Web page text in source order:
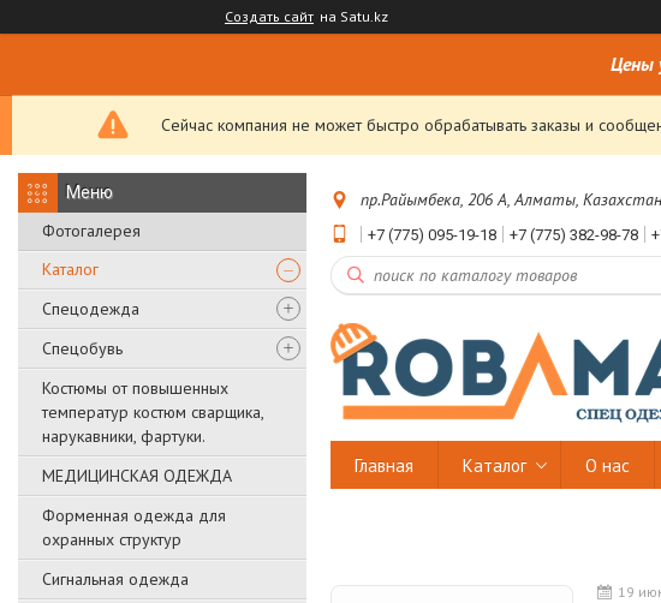
Создать сайт на Satu.kz
Цены
Сейчас компания не может быстро обрабатывать заказы и
Фотогалерея
Каталог
Спецодежда
Спецобувь
Костюмы от повышенных
температур костюм сварщика,
нарукавники, фартуки.
МЕДИЦИНСКАЯ ОДЕЖДА
Форменная одежда для
охранных структур
Сигнальная одежда
пр.Райымбека, 206 А, Алматы, Казахстан
+7 (775) 095-19-18 +7 (775) 382-98-78
Главная Каталог О нас
19